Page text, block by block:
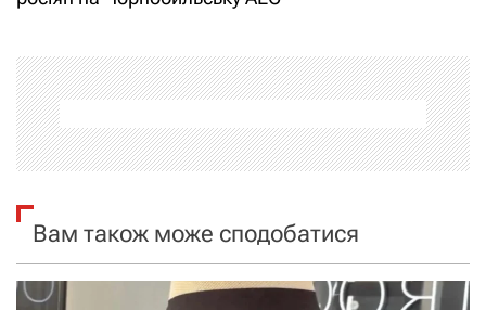
г
а
ц
і
а
Вам також може сподобатися